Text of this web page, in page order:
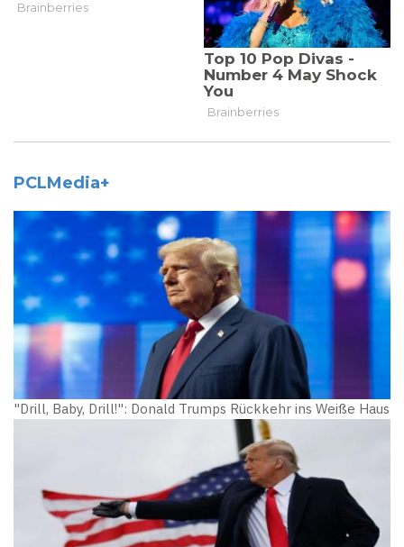
PCLMedia+
"Drill, Baby, Drill!": Donald Trumps Rückkehr ins Weiße Haus